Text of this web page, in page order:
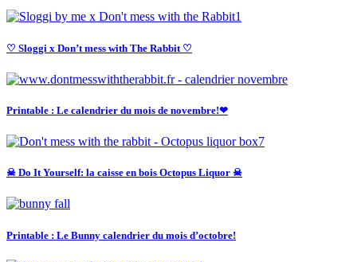
♡ Sloggi x Don’t mess with The Rabbit ♡
Printable : Le calendrier du mois de novembre!❤
☠ Do It Yourself: la caisse en bois Octopus Liquor ☠
Printable : Le Bunny calendrier du mois d’octobre!